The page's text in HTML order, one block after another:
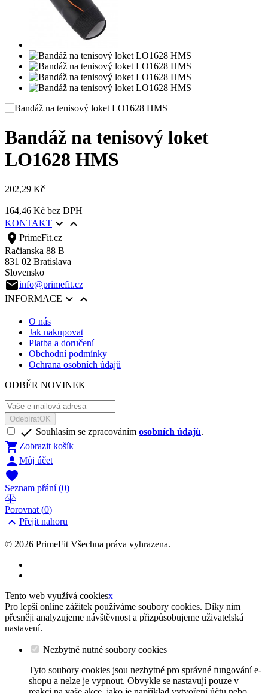
Bandáž na tenisový loket
LO1628 HMS
202,29 Kč
164,46 Kč bez DPH
KONTAKT  
location_on PrimeFit.cz
Račianska 88 B
831 02 Bratislava
Slovensko
emailinfo@primefit.cz
INFORMACE  
O nás
Jak nakupovat
Platba a doručení
Obchodní podmínky
Ochrana osobních údajů
ODBĚR NOVINEK
OdebíratOK
 Souhlasím se zpracováním osobních údajů.
 Zobrazit košík
 Můj účet

Seznam přání (0)

Porovnat (0)
 Přejít nahoru
© 2026 PrimeFit Všechna práva vyhrazena.
Tento web využívá cookiesx
Pro lepší online zážitek používáme soubory cookies. Díky nim
přesněji analyzujeme návštěvnost a přizpůsobujeme uživatelská
nastavení.
Nezbytně nutné soubory cookies
Tyto soubory cookies jsou nezbytné pro správné fungování e-
shopu a nelze je vypnout. Obvykle se nastavují pouze v